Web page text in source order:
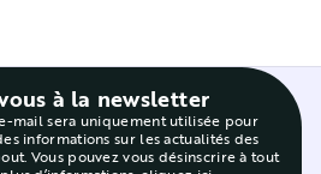
à la newsletter
mail sera uniquement utilisée pour
informations sur les actualités des
Vous pouvez vous désinscrire à tout